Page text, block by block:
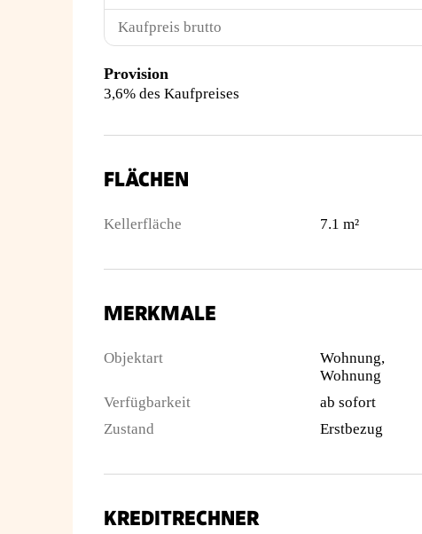
Kaufpreis brutto
Provision
3,6% des Kaufpreises
FLÄCHEN
Kellerfläche 7.1 m²
MERKMALE
Objektart
Wohnung,
Wohnung
Verfügbarkeit
ab sofort
Zustand
Erstbezug
KREDITRECHNER